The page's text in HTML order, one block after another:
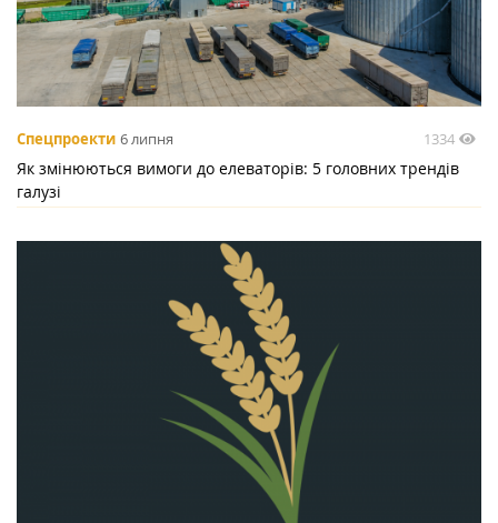
Спецпроекти 6 липня 1334
Як змінюються вимоги до елеваторів: 5 головних трендів
галузі